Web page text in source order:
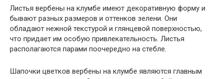
Листья вербены на клумбе имеют декоративную форму и
бывают разных размеров и оттенков зелени. Они
обладают нежной текстурой и глянцевой поверхностью,
что придает им особую привлекательность. Листья
располагаются парами поочередно на стебле.
Шапочки цветков вербены на клумбе являются главным